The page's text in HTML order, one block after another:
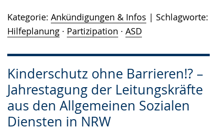
Kategorie: Ankündigungen & Infos
Schlagworte:
Hilfeplanung · Partizipation · ASD
Kinderschutz ohne Barrieren!? –
Jahrestagung der Leitungskräfte
aus den Allgemeinen Sozialen
Diensten in NRW